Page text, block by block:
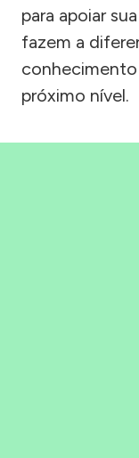
para apoiar
fazem a
conhecimento
próximo nível.